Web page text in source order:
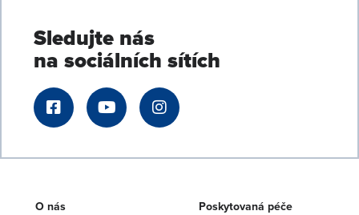
Sledujte nás
na sociálních sítích
O nás Poskytovaná péče